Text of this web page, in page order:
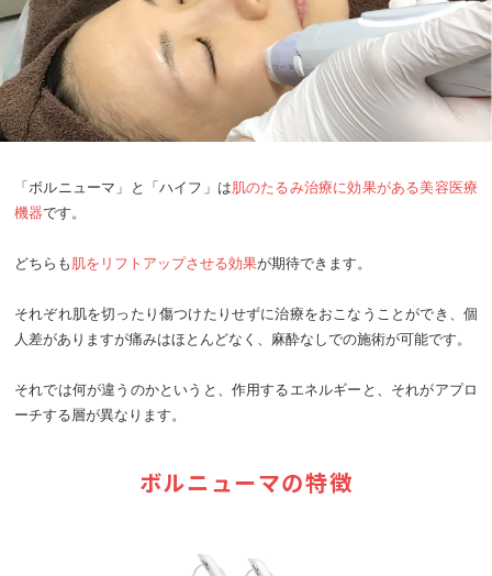
「ボルニューマ」と「ハイフ」は肌のたるみ治療に効果がある美容医療
機器です。
どちらも 肌をリフトアップさせる効果が期待できます。
それぞれ肌を切ったり傷つけたりせずに治療をおこなうことができ、個
人差がありますが痛みはほとんどなく、麻酔なしでの施術が可能です。
それでは何が違うのかというと、作用するエネルギーと、それがアプロ
ーチする層が異なります。
ボルニューマの特徴